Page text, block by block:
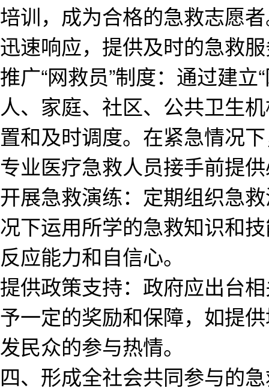
培训，成为合格的急救志愿
迅速响应，提供及时的急救
推广“网救员”制度：通过建
人、家庭、社区、公共卫生
置和及时调度。在紧急情况
专业医疗急救人员接手前提
开展急救演练：定期组织急
况下运用所学的急救知识和
反应能力和自信心。
提供政策支持：政府应出台
予一定的奖励和保障，如提
发民众的参与热情。
四、形成全社会共同参与的